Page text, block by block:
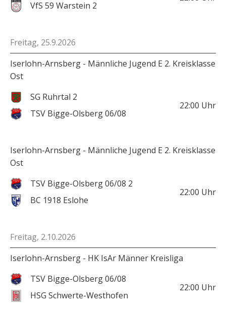
VfS 59 Warstein 2
Freitag, 25.9.2026
Iserlohn-Arnsberg - Männliche Jugend E 2. Kreisklasse
Ost
SG Ruhrtal 2
TSV Bigge-Olsberg 06/08
22:00 Uhr
Iserlohn-Arnsberg - Männliche Jugend E 2. Kreisklasse
Ost
TSV Bigge-Olsberg 06/08 2
BC 1918 Eslohe
22:00 Uhr
Freitag, 2.10.2026
Iserlohn-Arnsberg - HK IsAr Männer Kreisliga
TSV Bigge-Olsberg 06/08
HSG Schwerte-Westhofen
22:00 Uhr